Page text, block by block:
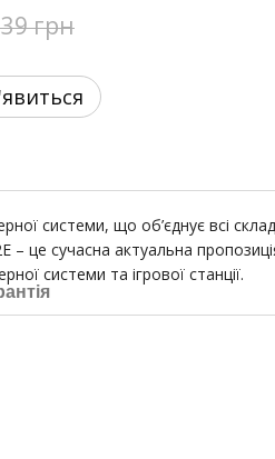
грн
системи, що об’єднує всі
– це сучасна актуальна
системи та ігрової станції.